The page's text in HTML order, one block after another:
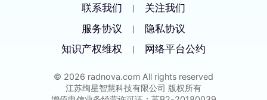
联系我们 |
关注我们
服务协议
|
隐私协议
知识产权维权
| 网络平台公约
© 2026 radnova.com All rights reserved
江苏绚星智慧科技有限公司 版权所有